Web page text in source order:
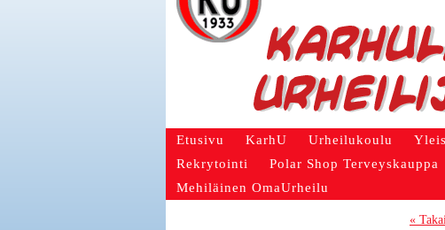
Etusivu KarhU Urheilukoulu
Rekrytointi
Polar Shop Terveyskauppa
Mehiläinen OmaUrheilu
«